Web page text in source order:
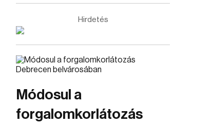
Hirdetés
Módosul a
forgalomkorlátozás